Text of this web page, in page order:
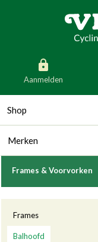
Aanmelden
België
Duitsland
Slovenië
Denemarken
Bulgarije
generic_skip_language
Shop
Merken
Frames & Voorvorken
Categorieën
Frames
Balhoofd